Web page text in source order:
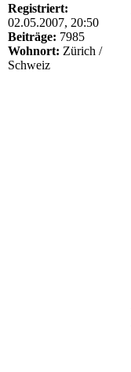
Registriert:
02.05.2007, 20:50
Beiträge: 7985
Wohnort: Zürich /
Schweiz